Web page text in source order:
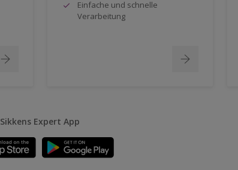
Einfache und schnelle
Verarbeitung
Sikkens Expert App